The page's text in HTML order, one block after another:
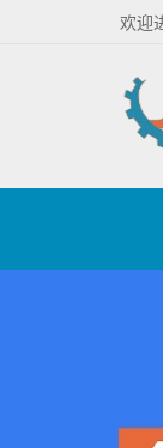
欢迎